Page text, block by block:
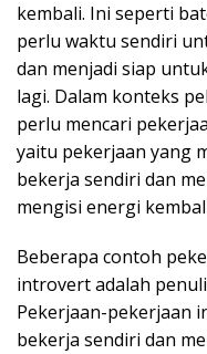
kembali. Ini seperti
perlu waktu sendiri
dan menjadi siap
lagi. Dalam konteks
perlu mencari
yaitu pekerjaan yang
bekerja sendiri dan
mengisi energi
Beberapa contoh
introvert adalah
Pekerjaan-pekerjaan
bekerja sendiri dan